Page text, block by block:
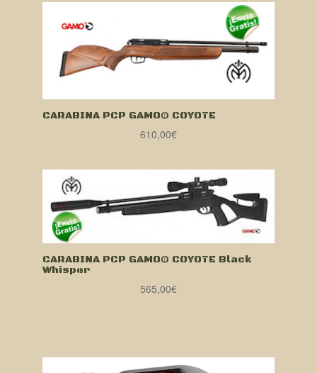
CARABINA PCP GAMO® COYOTE
610,00€
CARABINA PCP GAMO® COYOTE Black
Whisper
565,00€